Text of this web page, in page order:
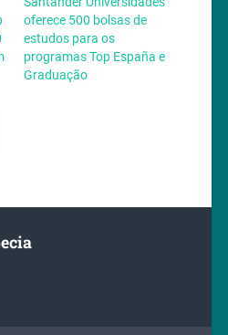
oferece 500 bolsas de
estudos para os
programas Top España e
Graduação